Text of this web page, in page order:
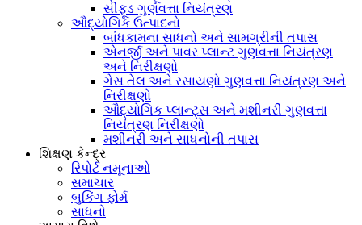
સીફૂડ ગુણવત્તા નિયંત્રણ
ઔદ્યોગિક ઉત્પાદનો
બાંધકામના સાધનો અને સામગ્રીની તપાસ
એનર્જી અને પાવર પ્લાન્ટ ગુણવત્તા નિયંત્રણ
અને નિરીક્ષણો
ગેસ તેલ અને રસાયણો ગુણવત્તા નિયંત્રણ અને
નિરીક્ષણો
ઔદ્યોગિક પ્લાન્ટ્સ અને મશીનરી ગુણવત્તા
નિયંત્રણ નિરીક્ષણો
મશીનરી અને સાધનોની તપાસ
શિક્ષણ કેન્દ્ર
રિપોર્ટ નમૂનાઓ
સમાચાર
બુકિંગ ફોર્મ
સાધનો